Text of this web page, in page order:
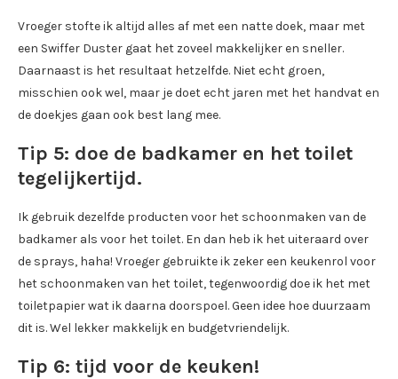
Vroeger stofte ik altijd alles af met een natte doek, maar met
een Swiffer Duster gaat het zoveel makkelijker en sneller.
Daarnaast is het resultaat hetzelfde. Niet echt groen,
misschien ook wel, maar je doet echt jaren met het handvat en
de doekjes gaan ook best lang mee.
Tip 5: doe de badkamer en het toilet
tegelijkertijd.
Ik gebruik dezelfde producten voor het schoonmaken van de
badkamer als voor het toilet. En dan heb ik het uiteraard over
de sprays, haha! Vroeger gebruikte ik zeker een keukenrol voor
het schoonmaken van het toilet, tegenwoordig doe ik het met
toiletpapier wat ik daarna doorspoel. Geen idee hoe duurzaam
dit is. Wel lekker makkelijk en budgetvriendelijk.
Tip 6: tijd voor de keuken!